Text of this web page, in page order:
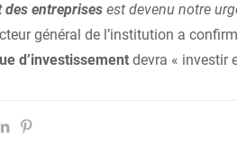
des entreprises est devenu notre
général de l’institution a
d’investissement devra « investir